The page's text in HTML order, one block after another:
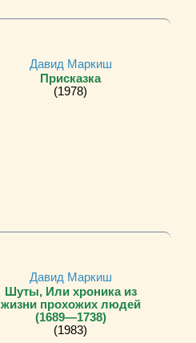
Давид Маркиш
Присказка
(1978)
Давид Маркиш
Шуты, Или хроника из
жизни прохожих людей
(1689—1738)
(1983)